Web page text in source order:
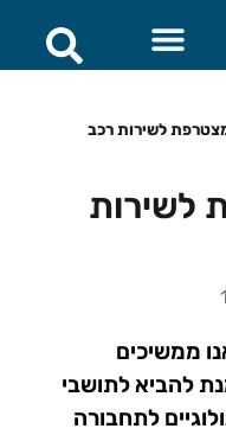
לשירות רכב
לשירות
ממשיכים
להביא לתושבי
לתחבורה